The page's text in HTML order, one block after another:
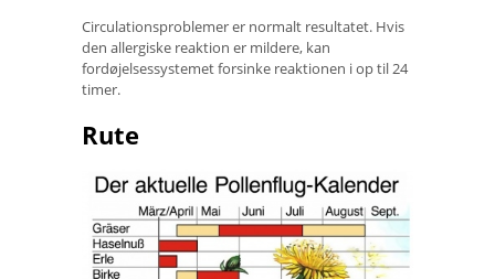
Circulationsproblemer er normalt resultatet. Hvis
den allergiske reaktion er mildere, kan
fordøjelsessystemet forsinke reaktionen i op til 24
timer.
Rute